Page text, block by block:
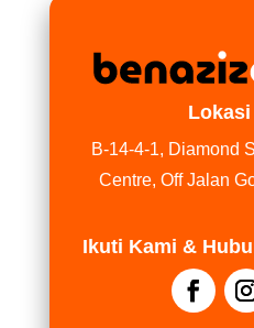
B-14-4-1, Diamond
Centre, Off Jalan
Ikuti Kami &